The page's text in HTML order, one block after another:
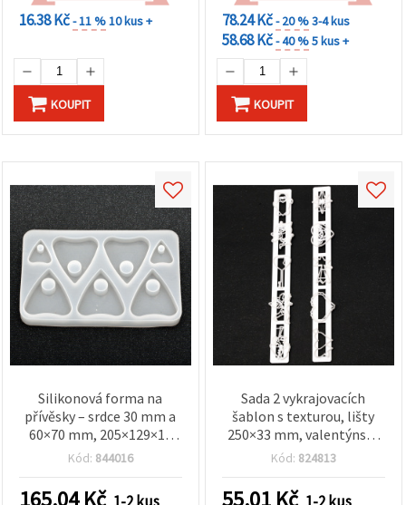
16.38 Kč- 11 %10 kus +
KOUPIT
78.24 Kč- 20 %3-4 kus
58.68 Kč- 40 %5 kus +
KOUPIT
Silikonová forma na
přívěsky – srdce 30 mm a
60×70 mm, 205×129×16
mm
Kód: 844016
165.04Kč 1-2 kus
Sada 2 vykrajovacích
šablon s texturou, lišty
250×33 mm, valentýnský
motiv, 10 prvků
Kód: 824813
55.01 Kč 1-2 kus